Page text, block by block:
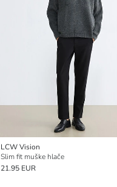
LCW Vision
Slim fit muške hlače
21.95 EUR